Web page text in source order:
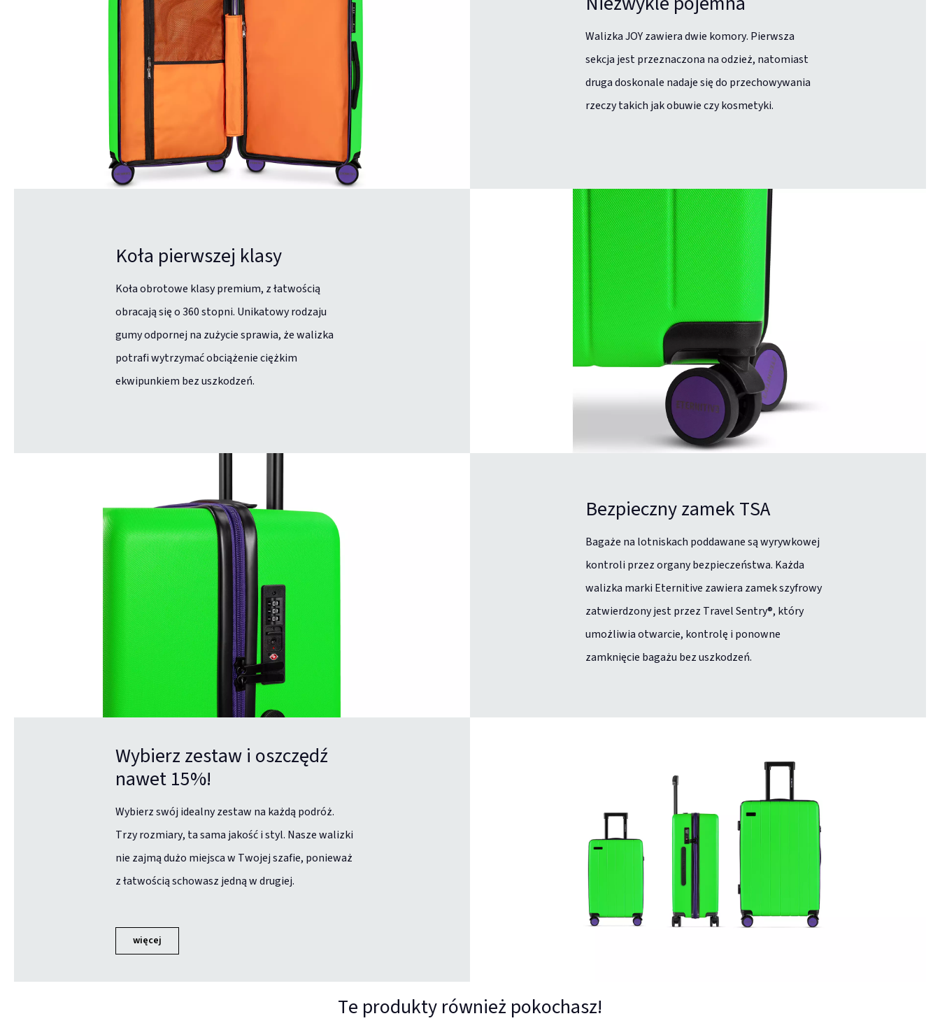
Walizka JOY zawiera dwie komory. Pierwsza
sekcja jest przeznaczona na odzież, natomiast
druga doskonale nadaje się do przechowywania
rzeczy takich jak obuwie czy kosmetyki.
Koła pierwszej klasy
Koła obrotowe klasy premium, z łatwością
obracają się o 360 stopni. Unikatowy rodzaju
gumy odpornej na zużycie sprawia, że walizka
potrafi wytrzymać obciążenie ciężkim
ekwipunkiem bez uszkodzeń.
Bezpieczny zamek TSA
Bagaże na lotniskach poddawane są wyrywkowej
kontroli przez organy bezpieczeństwa. Każda
walizka marki Eternitive zawiera zamek szyfrowy
zatwierdzony jest przez Travel Sentry®, który
umożliwia otwarcie, kontrolę i ponowne
zamknięcie bagażu bez uszkodzeń.
Wybierz zestaw i oszczędź
nawet 15%!
Wybierz swój idealny zestaw na każdą podróż.
Trzy rozmiary, ta sama jakość i styl. Nasze walizki
nie zajmą dużo miejsca w Twojej szafie, ponieważ
z łatwością schowasz jedną w drugiej.
więcej
Te produkty również pokochasz!